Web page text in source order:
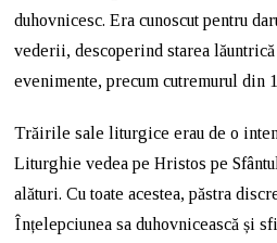
duhovnicesc. Era cunoscut pentru
vederii, descoperind starea
evenimente, precum cutremurul din
Trăirile sale liturgice erau de o
Liturghie vedea pe Hristos pe
alături. Cu toate acestea, păstra
Înțelepciunea sa duhovnicească și